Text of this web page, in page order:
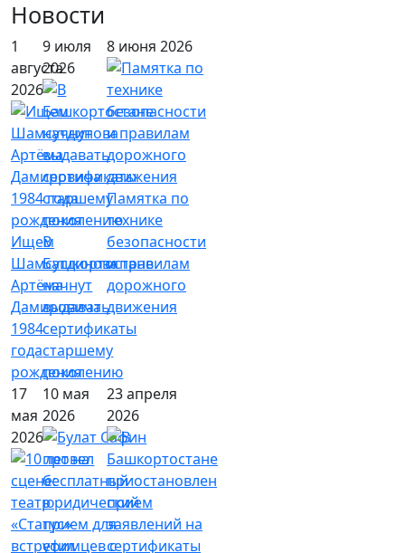
Новости
1
августа
2026
Ищем
Шамсутдинова
Артёма
Дамировича
1984
года
рождения
9 июля
2026
В
Башкортостане
начнут
выдавать
сертификаты
старшему
поколению
8 июня 2026
Памятка по
технике
безопасности
и правилам
дорожного
движения
17
мая
2026
10 мая
2026
23 апреля
2026